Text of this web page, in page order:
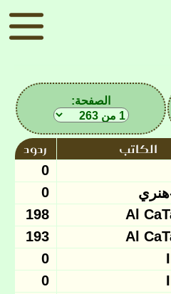
الصفحة:
الكاتب ردود
0
هنري
0
Al
198
Al
193
0
0